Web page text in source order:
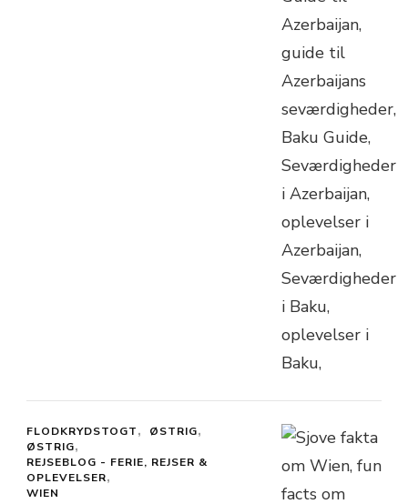
FLODKRYDSTOGT
ØSTRIG
ØSTRIG
REJSEBLOG - FERIE, REJSER &
OPLEVELSER
WIEN